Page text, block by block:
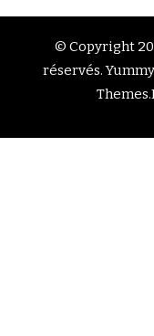
© Copyright
réservés.
Themes